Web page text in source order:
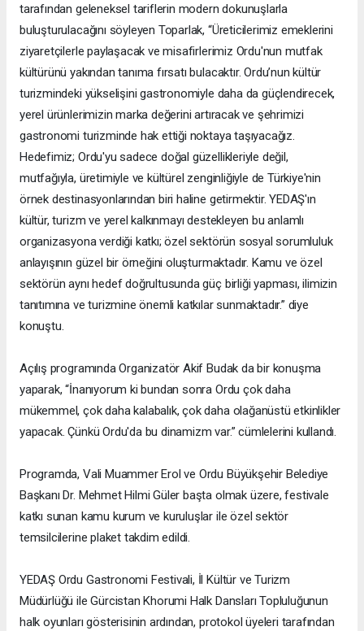
tarafından geleneksel tariflerin modern dokunuşlarla
buluşturulacağını söyleyen Toparlak, “Üreticilerimiz emeklerini
ziyaretçilerle paylaşacak ve misafirlerimiz Ordu'nun mutfak
kültürünü yakından tanıma fırsatı bulacaktır. Ordu’nun kültür
turizmindeki yükselişini gastronomiyle daha da güçlendirecek,
yerel ürünlerimizin marka değerini artıracak ve şehrimizi
gastronomi turizminde hak ettiği noktaya taşıyacağız.
Hedefimiz; Ordu'yu sadece doğal güzellikleriyle değil,
mutfağıyla, üretimiyle ve kültürel zenginliğiyle de Türkiye'nin
örnek destinasyonlarından biri haline getirmektir. YEDAŞ'ın
kültür, turizm ve yerel kalkınmayı destekleyen bu anlamlı
organizasyona verdiği katkı; özel sektörün sosyal sorumluluk
anlayışının güzel bir örneğini oluşturmaktadır. Kamu ve özel
sektörün aynı hedef doğrultusunda güç birliği yapması, ilimizin
tanıtımına ve turizmine önemli katkılar sunmaktadır.” diye
konuştu.
Açılış programında Organizatör Akif Budak da bir konuşma
yaparak, “İnanıyorum ki bundan sonra Ordu çok daha
mükemmel, çok daha kalabalık, çok daha olağanüstü etkinlikler
yapacak. Çünkü Ordu'da bu dinamizm var.” cümlelerini kullandı.
Programda, Vali Muammer Erol ve Ordu Büyükşehir Belediye
Başkanı Dr. Mehmet Hilmi Güler başta olmak üzere, festivale
katkı sunan kamu kurum ve kuruluşlar ile özel sektör
temsilcilerine plaket takdim edildi.
YEDAŞ Ordu Gastronomi Festivali, İl Kültür ve Turizm
Müdürlüğü ile Gürcistan Khorumi Halk Dansları Topluluğunun
halk oyunları gösterisinin ardından, protokol üyeleri tarafından